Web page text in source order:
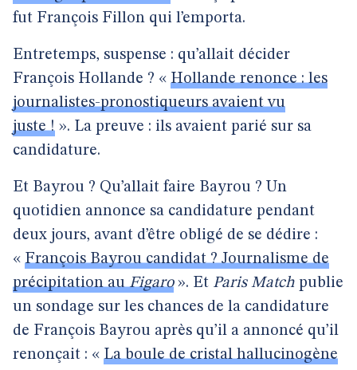
fut François Fillon qui l’emporta.
Entretemps, suspense : qu’allait décider
François Hollande ? « Hollande renonce : les
journalistes-pronostiqueurs avaient vu
juste ! ». La preuve : ils avaient parié sur sa
candidature.
Et Bayrou ? Qu’allait faire Bayrou ? Un
quotidien annonce sa candidature pendant
deux jours, avant d’être obligé de se dédire :
« François Bayrou candidat ? Journalisme de
précipitation auFigaro». Et Paris Match publie
un sondage sur les chances de la candidature
de François Bayrou après qu’il a annoncé qu’il
renonçait : « La boule de cristal hallucinogène